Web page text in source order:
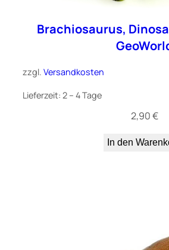
Brachiosaurus,
zzgl. Versandkosten
Lieferzeit: 2 – 4 Tage
2,90€
In den